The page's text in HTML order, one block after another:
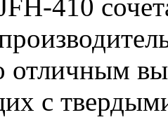
410
отличным
с